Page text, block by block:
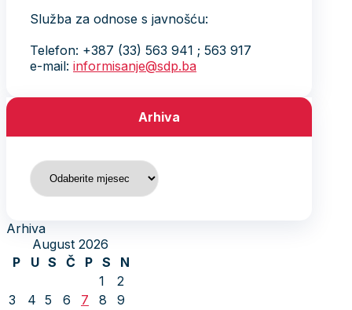
Služba za odnose s javnošću:
Telefon: +387 (33) 563 941 ; 563 917
e-mail: informisanje@sdp.ba
Arhiva
Arhiva
Arhiva
August 2026
P
U S Č P S
N
1
2
3
4 5 6 7 8
9